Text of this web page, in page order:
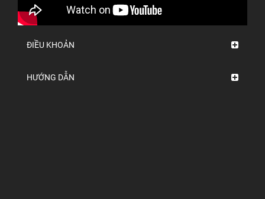
ĐIỀU KHOẢN
HƯỚNG DẪN